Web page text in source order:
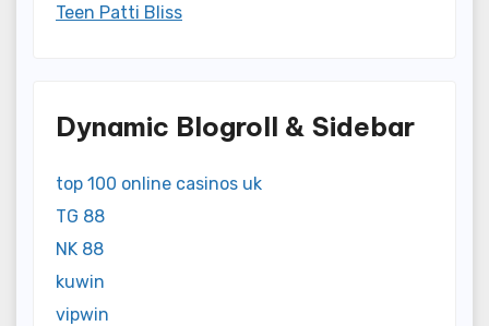
Teen Patti Bliss
Dynamic Blogroll & Sidebar
top 100 online casinos uk
TG 88
NK 88
kuwin
vipwin